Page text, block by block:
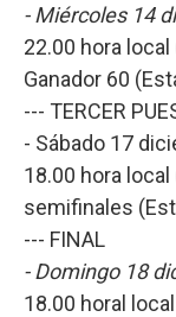
- Miércoles 14
22.00 hora local
Ganador 60
--- TERCER
- Sábado 17
18.00 hora
semifinales
--- FINAL
- Domingo 18
18.00 horal